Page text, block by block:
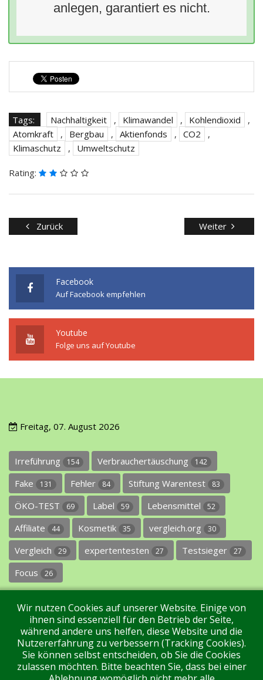
anlegen, garantiert es nicht.
Tags: Nachhaltigkeit , Klimawandel , Kohlendioxid
,
Atomkraft
, Bergbau , Aktienfonds , CO2
,
Klimaschutz
, Umweltschutz
Rating:
Zurück Weiter
Facebook
Auf Facebook empfehlen
Youtube
Folge uns auf Youtube
Freitag, 07. August 2026
Irreführung 154 Verbrauchertäuschung 142
Fake 131 Fehler 84 Stiftung Warentest 83
ÖKO-TEST 69 Label 59 Lebensmittel 52
Affiliate 44 Kosmetik 35 vergleich.org 30
Vergleich 29 expertentesten 27 Testsieger 27
Focus 26
Impressum Datenschutz Über uns Kontakt
Wir nutzen Cookies auf unserer Website. Einige von
ihnen sind essenziell für den Betrieb der Seite,
während andere uns helfen, diese Website und die
Nutzererfahrung zu verbessern (Tracking Cookies).
Sie können selbst entscheiden, ob Sie die Cookies
zulassen möchten. Bitte beachten Sie, dass bei einer